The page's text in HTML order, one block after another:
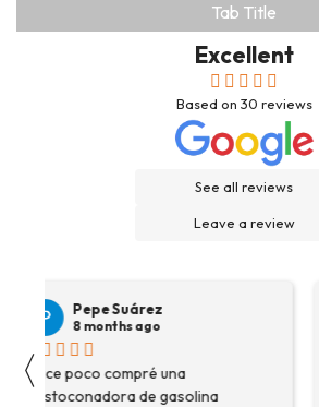
Tab Title
Excellent
Based on 30 reviews
See all reviews
Leave a review
〈
Pepe Suárez
8 months ago
Hace poco compré una
destoconadora de gasolina